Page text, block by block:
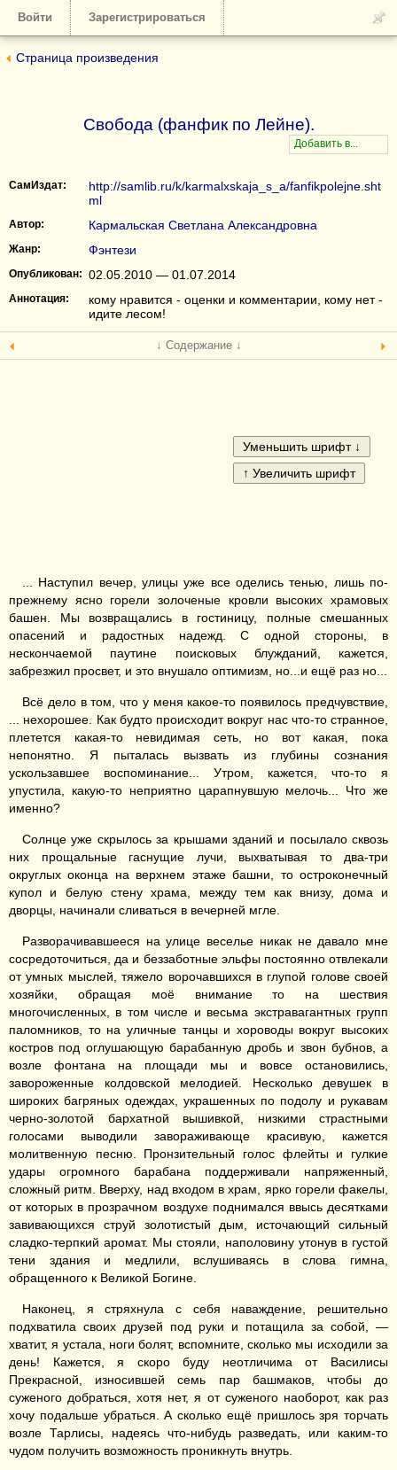
Войти Зарегистрироваться
Страница произведения
Свобода (фанфик по Лейне).
СамИздат:
http://samlib.ru/k/karmalxskaja_s_a/fanfikpolejne.sht
ml
Автор: Кармальская Светлана Александровна
Жанр: Фэнтези
Опубликован: 02.05.2010 — 01.07.2014
Аннотация:
кому нравится - оценки и комментарии, кому нет -
идите лесом!
↓ Содержание ↓
... Наступил вечер, улицы уже все оделись тенью, лишь по-
прежнему ясно горели золоченые кровли высоких храмовых
башен. Мы возвращались в гостиницу, полные смешанных
опасений и радостных надежд. С одной стороны, в
нескончаемой паутине поисковых блужданий, кажется,
забрезжил просвет, и это внушало оптимизм, но...и ещё раз но...
Всё дело в том, что у меня какое-то появилось предчувствие,
... нехорошее. Как будто происходит вокруг нас что-то странное,
плетется какая-то невидимая сеть, но вот какая, пока
непонятно. Я пыталась вызвать из глубины сознания
ускользавшее воспоминание... Утром, кажется, что-то я
упустила, какую-то неприятно царапнувшую мелочь... Что же
именно?
Солнце уже скрылось за крышами зданий и посылало сквозь
них прощальные гаснущие лучи, выхватывая то два-три
округлых оконца на верхнем этаже башни, то остроконечный
купол и белую стену храма, между тем как внизу, дома и
дворцы, начинали сливаться в вечерней мгле.
Разворачивавшееся на улице веселье никак не давало мне
сосредоточиться, да и беззаботные эльфы постоянно отвлекали
от умных мыслей, тяжело ворочавшихся в глупой голове своей
хозяйки, обращая моё внимание то на шествия
многочисленных, в том числе и весьма экстравагантных групп
паломников, то на уличные танцы и хороводы вокруг высоких
костров под оглушающую барабанную дробь и звон бубнов, а
возле фонтана на площади мы и вовсе остановились,
завороженные колдовской мелодией. Несколько девушек в
широких багряных одеждах, украшенных по подолу и рукавам
черно-золотой бархатной вышивкой, низкими страстными
голосами выводили завораживающе красивую, кажется
молитвенную песню. Пронзительный голос флейты и гулкие
удары огромного барабана поддерживали напряженный,
сложный ритм. Вверху, над входом в храм, ярко горели факелы,
от которых в прозрачном воздухе поднимался ввысь десятками
завивающихся струй золотистый дым, источающий сильный
сладко-терпкий аромат. Мы стояли, наполовину утонув в густой
тени здания и медлили, вслушиваясь в слова гимна,
обращенного к Великой Богине.
Наконец, я стряхнула с себя наваждение, решительно
подхватила своих друзей под руки и потащила за собой, —
хватит, я устала, ноги болят, вспомните, сколько мы исходили за
день! Кажется, я скоро буду неотличима от Василисы
Прекрасной, износившей семь пар башмаков, чтобы до
суженого добраться, хотя нет, я от суженого наоборот, как раз
хочу подальше убраться. А сколько ещё пришлось зря торчать
возле Тарлисы, надеясь что-нибудь разведать, или каким-то
чудом получить возможность проникнуть внутрь.